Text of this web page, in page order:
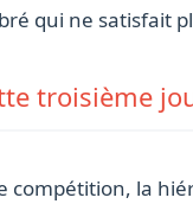
qui ne satisfait
troisième
compétition, la